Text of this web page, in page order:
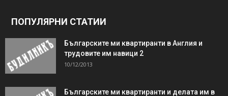
ПОПУЛЯРНИ СТАТИИ
Българските ми квартиранти в Англия и
трудовите им навици 2
10/12/2013
Българските ми квартиранти и делата им в